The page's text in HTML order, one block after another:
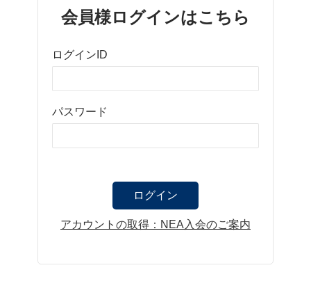
会員様ログインはこちら
ログインID
パスワード
アカウントの取得：NEA入会のご案内